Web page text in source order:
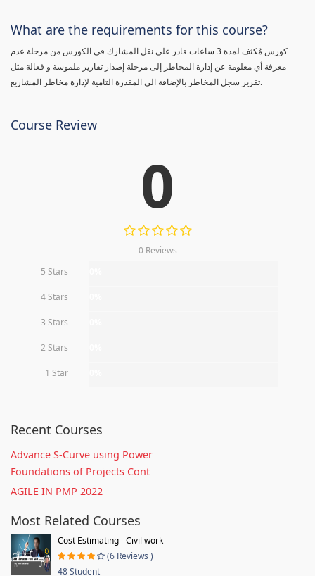
What are the requirements for this course?
كورس مٌكثف لمدة 3 ساعات قادر على نقل المشارك في الكورس من مرحلة عدم
معرفة أي معلومة عن إدارة المخاطر إلى مرحلة إصدار تقارير ملموسة و فعالة مثل
تقرير سجل المخاطر بالإضافة الى المقدرة التامية لإدارة مخاطر المشاريع.
Course Review
0
0 Reviews
5 Stars
4 Stars
3 Stars
2 Stars
1 Star
Recent Courses
Advance S-Curve using Power
Foundations of Projects Cont
AGILE IN PMP 2022
Most Related Courses
Cost Estimating - Civil work
(6 Reviews )
48 Student